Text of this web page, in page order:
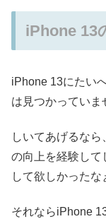
iPhone 13
iPhone 13にたい
は見つかっていま
しいてあげるな
の向上を経験して
して欲しかったな
それならiPhone